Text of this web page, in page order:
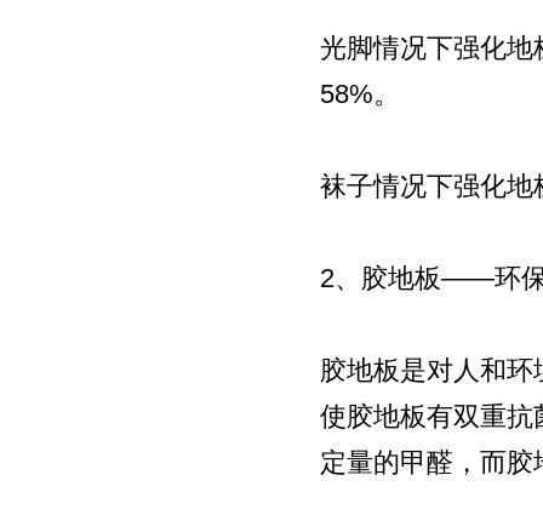
光脚情况下强化地
58%。
袜子情况下强化地
2、胶地板——环
胶地板是对人和
使胶地板有双重
定量的甲醛，而